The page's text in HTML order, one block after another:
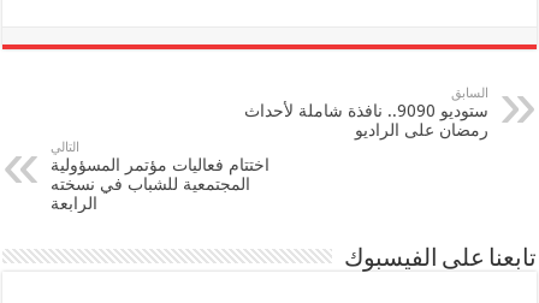
السابق
ستوديو 9090.. نافذة شاملة لأحداث
رمضان على الراديو
التالي
اختتام فعاليات مؤتمر المسؤولية
المجتمعية للشباب في نسخته
الرابعة
تابعنا على الفيسبوك